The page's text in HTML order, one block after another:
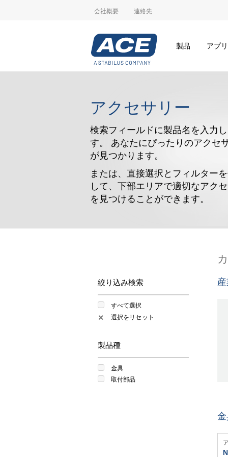
会社概要 連絡先
製品 アプ
アクセサリー
検索フィールドに製品名を入力
す。 あなたにぴったりのアクセ
が見つかります。
または、直接選択とフィルター
して、下部エリアで適切なアク
を見つけることができます。
絞り込み検索
すべて選択
✕ 選択をリセット
製品種
金具
取付部品